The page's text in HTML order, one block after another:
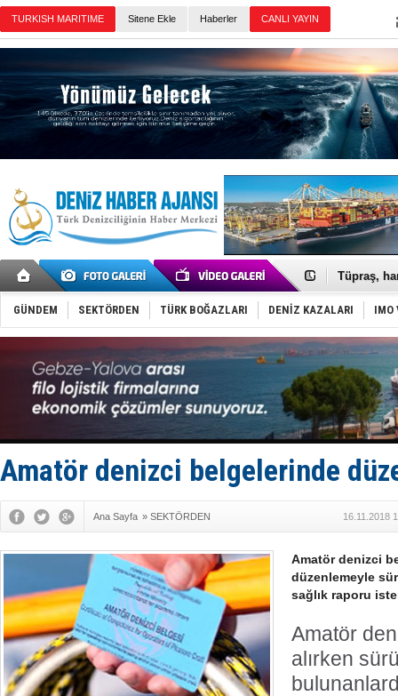
TURKISH MARITIME Sitene Ekle Haberler CANLI YAYIN
Anadolu
Tüpraş,
İTU AUV,
LNG
PROYAD,
Türkiye-
Türk
Deniz
DÖDER,
Fairline,
Baltık
Runit
Türk
GÜNDEM SEKTÖRDEN TÜRK BOĞAZLARI DENİZ KAZALARI IMO
Amatör denizci belgelerinde
Ana Sayfa » SEKTÖRDEN 16.11.2018
Amatör denizci
düzenlemeyle
sağlık raporu
Amatör
alırken